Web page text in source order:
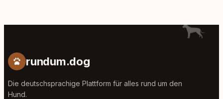
rundum.dog
Die deutschsprachige Plattform für alles rund um den
Hund.